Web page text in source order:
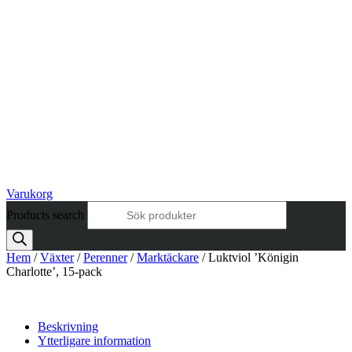
Varukorg
Products search
Hem /Växter/Perenner/Marktäckare / Luktviol ’Königin
Charlotte’, 15-pack
Beskrivning
Ytterligare information